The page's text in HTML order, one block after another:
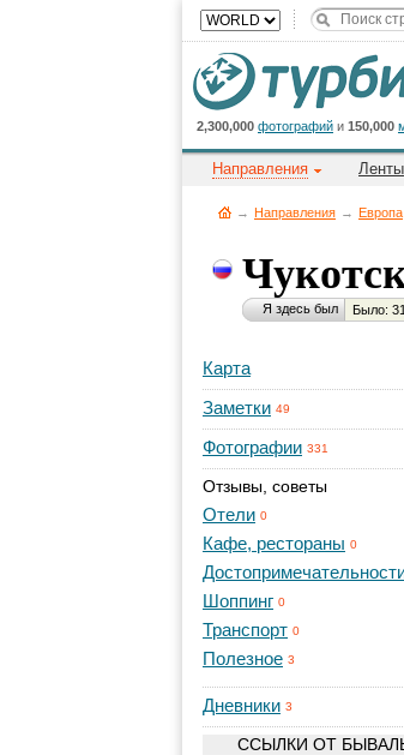
2,300,000 фотографий и 150,000
Направления Ленты
→ Направления → Европа
Я здесь был Было: 31
Карта
Заметки 49
Фотографии 331
Отзывы, советы
Отели 0
Кафе, рестораны 0
Шоппинг 0
Транспорт 0
Полезное 3
Дневники 3
ССЫЛКИ ОТ